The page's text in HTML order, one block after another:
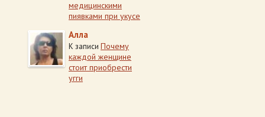
медицинскими
пиявками при укусе
Алла
К записи Почему
каждой женщине
стоит приобрести
угги